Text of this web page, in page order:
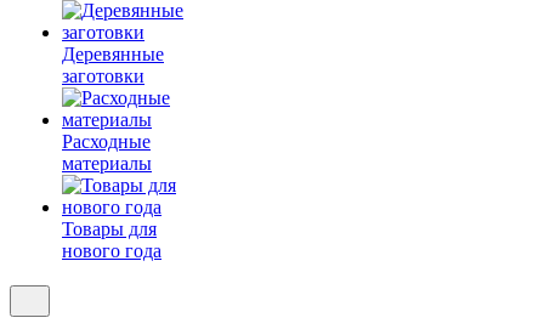
Деревянные
заготовки
Расходные
материалы
Товары для
нового года